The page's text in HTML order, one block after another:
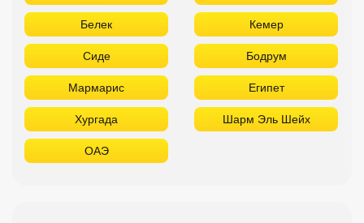
Белек Кемер
Сиде Бодрум
Мармарис Египет
Хургада Шарм Эль Шейх
ОАЭ